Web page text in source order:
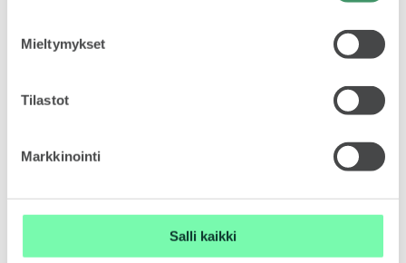
Mieltymykset
Tilastot
Markkinointi
Salli kaikki